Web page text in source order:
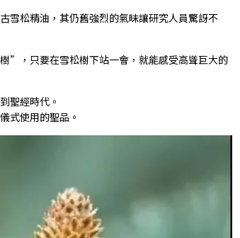
雪松精油，其仍舊強烈的氣昧讓研究人員驚訝不
”，只要在雪松樹下站一會，就能感受高聳巨大的
聖經時代。
式使用的聖品。